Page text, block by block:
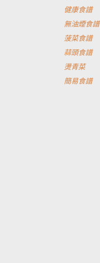
健康食譜
無油煙食譜
菠菜食譜
蒜頭食譜
燙青菜
簡易食譜